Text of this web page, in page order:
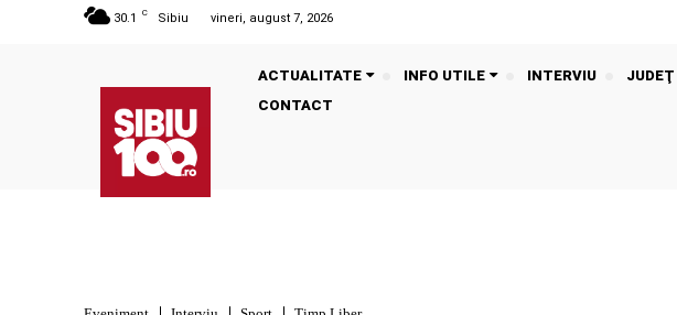
30.1 C Sibiu vineri, august 7, 2026
ACTUALITATE INFO UTILE INTERVIU JUDEŢ
CONTACT